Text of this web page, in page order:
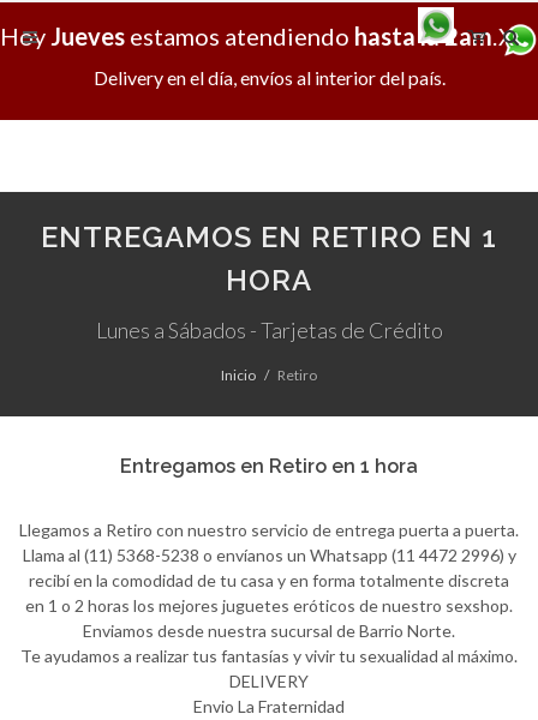
X
Hoy Jueves estamos atendiendo hasta la 2am.
Delivery en el día, envíos al interior del país.
ENTREGAMOS EN RETIRO EN 1
HORA
Lunes a Sábados - Tarjetas de Crédito
Inicio Retiro
Entregamos en Retiro en 1 hora
Llegamos a Retiro con nuestro servicio de entrega puerta a puerta.
Llama al (11) 5368-5238 o envíanos un Whatsapp (11 4472 2996) y
recibí en la comodidad de tu casa y en forma totalmente discreta
en 1 o 2 horas los mejores juguetes eróticos de nuestro sexshop.
Enviamos desde nuestra sucursal de Barrio Norte.
Te ayudamos a realizar tus fantasías y vivir tu sexualidad al máximo.
DELIVERY
Envio La Fraternidad